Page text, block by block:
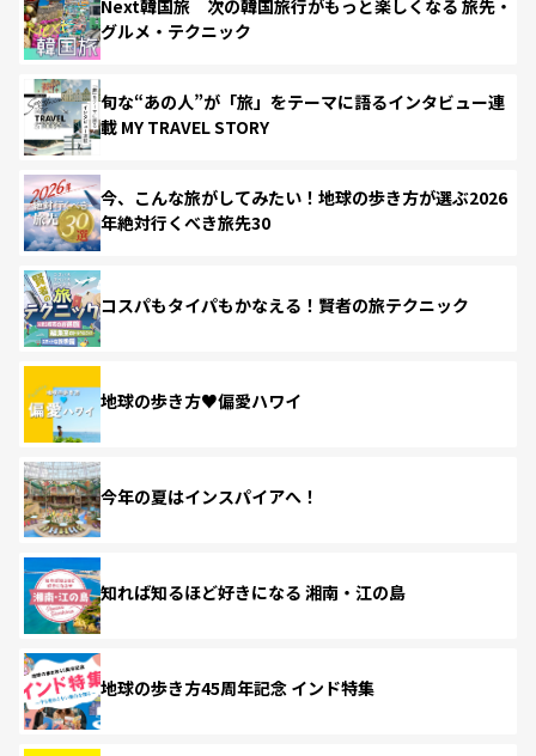
Next韓国旅 次の韓国旅行がもっと楽しくなる 旅先・
グルメ・テクニック
旬な“あの人”が「旅」をテーマに語るインタビュー連
載 MY TRAVEL STORY
今、こんな旅がしてみたい！地球の歩き方が選ぶ2026
年絶対行くべき旅先30
コスパもタイパもかなえる！賢者の旅テクニック
地球の歩き方♥偏愛ハワイ
今年の夏はインスパイアへ！
知れば知るほど好きになる 湘南・江の島
地球の歩き方45周年記念 インド特集